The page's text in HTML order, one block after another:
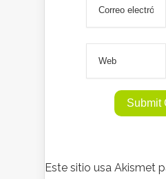
Este sitio usa Akismet